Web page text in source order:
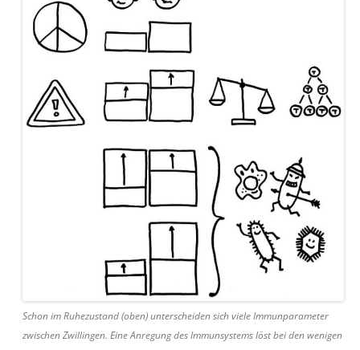
Schon im Ruhezustand (oben) unterscheiden sich viele Immunparameter
zwischen Zwillingen. Eine Anregung des Immunsystems löst bei den wenigen